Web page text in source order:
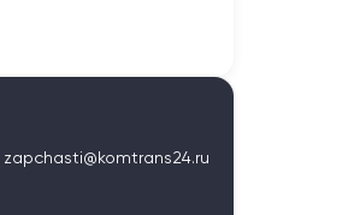
zapchasti@komtrans24.ru